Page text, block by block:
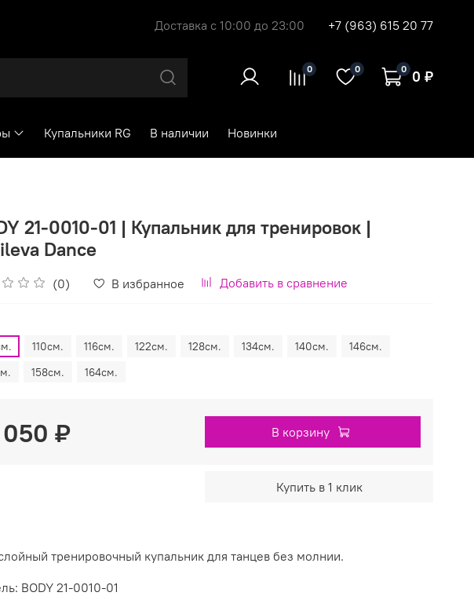
Доставка с 10:00 до 23:00 +7 (963) 615 20 77
0 0 0 0 ₽
Купальники RG В наличии Новинки
21-0010-01 | Купальник для тренировок |
Dance
(0) В избранное Добавить в сравнение
110см. 116см. 122см. 128см. 134см. 140см.
146см.
158см. 164см.
₽ В корзину
Купить в 1 клик
тренировочный купальник для танцев без молнии.
BODY 21-0010-01